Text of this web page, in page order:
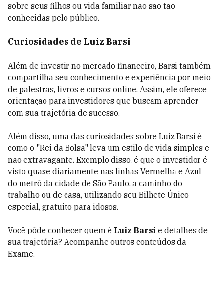
sobre seus filhos ou vida familiar não são tão
conhecidas pelo público.
Curiosidades de Luiz Barsi
Além de investir no mercado financeiro, Barsi também
compartilha seu conhecimento e experiência por meio
de palestras, livros e cursos online. Assim, ele oferece
orientação para investidores que buscam aprender
com sua trajetória de sucesso.
Além disso, uma das curiosidades sobre Luiz Barsi é
como o "Rei da Bolsa" leva um estilo de vida simples e
não extravagante. Exemplo disso, é que o investidor é
visto quase diariamente nas linhas Vermelha e Azul
do metrô da cidade de São Paulo, a caminho do
trabalho ou de casa, utilizando seu Bilhete Único
especial, gratuito para idosos.
Você pôde conhecer quem é Luiz Barsi e detalhes de
sua trajetória? Acompanhe outros conteúdos da
Exame.